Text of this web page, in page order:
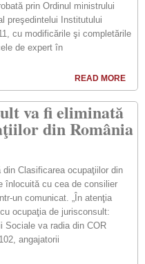
prin Ordinul ministrului
preşedintelui Institutului
cu modificările şi completările
de expert în
READ MORE
va fi eliminată
din România
Clasificarea ocupaţiilor din
înlocuită cu cea de consilier
un comunicat. „În atenţia
ocupaţia de jurisconsult:
Sociale va radia din COR
angajatorii